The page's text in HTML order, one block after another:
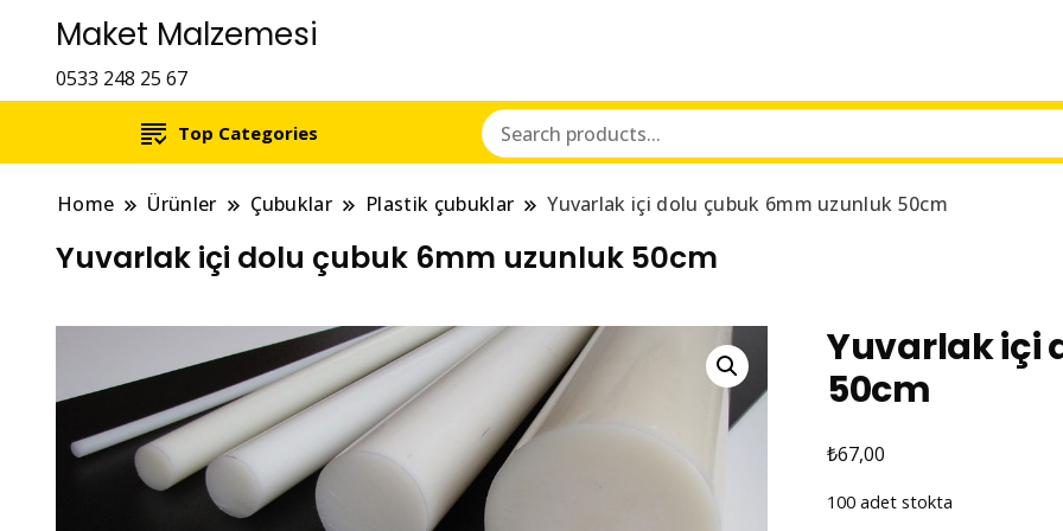
Maket Malzemesi
0533 248 25 67
Top Categories
Home Ürünler Çubuklar Plastik çubuklar Yuvarlak içi dolu çubuk 6mm uzunluk 50cm
Yuvarlak içi dolu çubuk 6mm uzunluk 50cm
Yuvarlak içi
50cm
₺67,00
100 adet stokta